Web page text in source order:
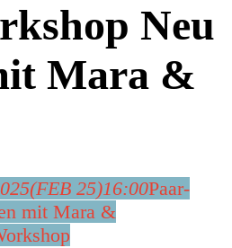
Neu
Mara &
25(FEB 25)16:00Paar-
mit Mara &